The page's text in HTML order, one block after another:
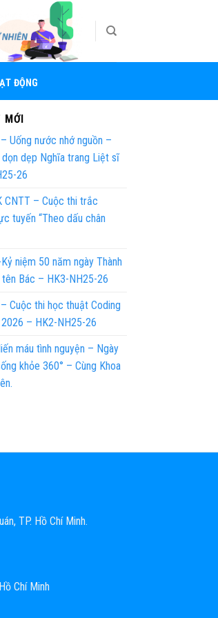
ĐỘNG
MỚI
Uống nước nhớ nguồn –
dọn dẹp Nghĩa trang Liệt sĩ
26
CNTT – Cuộc thi trắc
tuyến “Theo dấu chân
niệm 50 năm ngày Thành
Bác – HK3-NH25-26
Cuộc thi học thuật Coding
2026 – HK2-NH25-26
máu tình nguyện – Ngày
khỏe 360° – Cùng Khoa
TP. Hồ Chí Minh.
Chí Minh